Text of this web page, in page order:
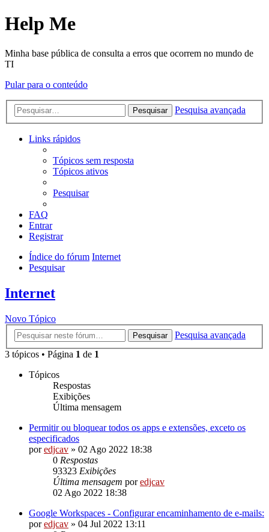
Help Me
Minha base pública de consulta a erros que ocorrem no mundo de
TI
Pular para o conteúdo
Pesquisar Pesquisa avançada
Links rápidos
Tópicos sem resposta
Tópicos ativos
Pesquisar
FAQ
Entrar
Registrar
Índice do fórum Internet
Pesquisar
Internet
Novo Tópico
Pesquisar
Pesquisa avançada
3 tópicos • Página 1 de 1
Tópicos
Respostas
Exibições
Última mensagem
Permitir ou bloquear todos os apps e extensões, exceto os
especificados
poredjcav » 02 Ago 2022 18:38
0 Respostas
93323 Exibições
Última mensagem poredjcav
02 Ago 2022 18:38
Google Workspaces - Configurar encaminhamento de e-mails:
poredjcav » 04 Jul 2022 13:11